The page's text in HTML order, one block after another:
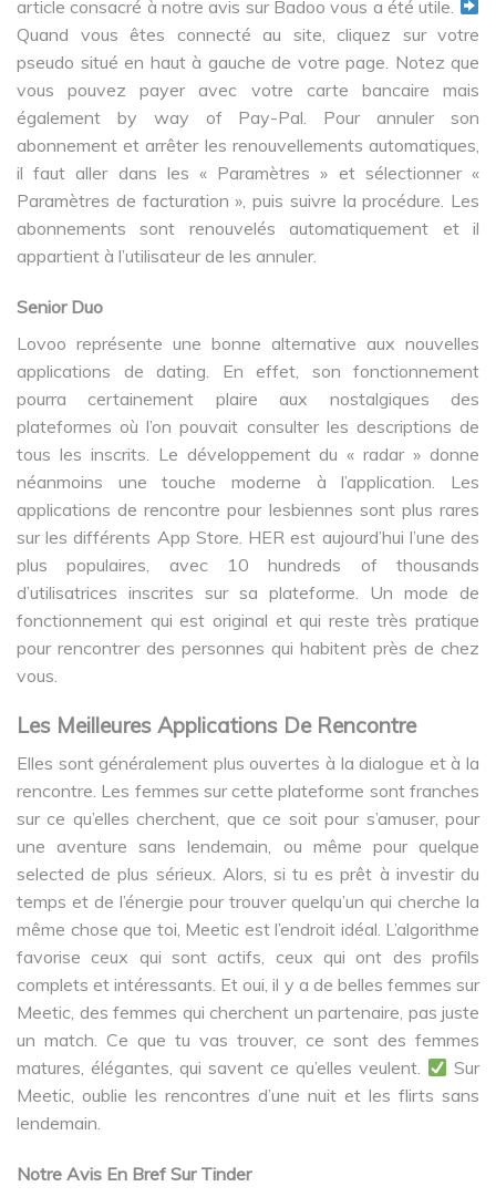
article consacré à notre avis sur Badoo vous a été utile.
Quand vous êtes connecté au site, cliquez sur votre
pseudo situé en haut à gauche de votre page. Notez que
vous pouvez payer avec votre carte bancaire mais
également by way of Pay-Pal. Pour annuler son
abonnement et arrêter les renouvellements automatiques,
il faut aller dans les « Paramètres » et sélectionner «
Paramètres de facturation », puis suivre la procédure. Les
abonnements sont renouvelés automatiquement et il
appartient à l’utilisateur de les annuler.
Senior Duo
Lovoo représente une bonne alternative aux nouvelles
applications de dating. En effet, son fonctionnement
pourra certainement plaire aux nostalgiques des
plateformes où l’on pouvait consulter les descriptions de
tous les inscrits. Le développement du « radar » donne
néanmoins une touche moderne à l’application. Les
applications de rencontre pour lesbiennes sont plus rares
sur les différents App Store. HER est aujourd’hui l’une des
plus populaires, avec 10 hundreds of thousands
d’utilisatrices inscrites sur sa plateforme. Un mode de
fonctionnement qui est original et qui reste très pratique
pour rencontrer des personnes qui habitent près de chez
vous.
Les Meilleures Applications De Rencontre
Elles sont généralement plus ouvertes à la dialogue et à la
rencontre. Les femmes sur cette plateforme sont franches
sur ce qu’elles cherchent, que ce soit pour s’amuser, pour
une aventure sans lendemain, ou même pour quelque
selected de plus sérieux. Alors, si tu es prêt à investir du
temps et de l’énergie pour trouver quelqu’un qui cherche la
même chose que toi, Meetic est l’endroit idéal. L’algorithme
favorise ceux qui sont actifs, ceux qui ont des profils
complets et intéressants. Et oui, il y a de belles femmes sur
Meetic, des femmes qui cherchent un partenaire, pas juste
un match. Ce que tu vas trouver, ce sont des femmes
matures, élégantes, qui savent ce qu’elles veulent.
Sur
Meetic, oublie les rencontres d’une nuit et les flirts sans
lendemain.
Notre Avis En Bref Sur Tinder